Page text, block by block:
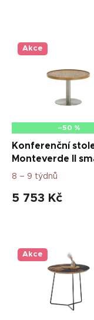
u
k
ů
Akce
–50 %
Konferenční
Monteverde II
8 – 9 týdnů
5 753 Kč
Akce